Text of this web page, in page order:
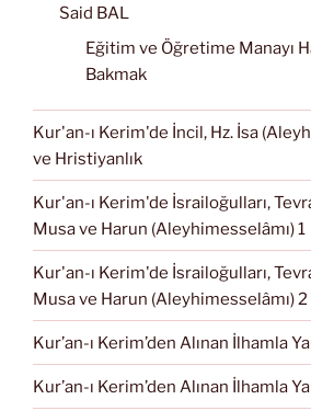
Said BAL
Eğitim ve Öğretime Manayı
Bakmak
Kur'an-ı Kerim'de İncil, Hz. İsa
ve Hristiyanlık
Kur'an-ı Kerim'de İsrailoğulları,
Musa ve Harun (Aleyhimesselâmı) 1
Kur'an-ı Kerim'de İsrailoğulları,
Musa ve Harun (Aleyhimesselâmı) 2
Kur’an-ı Kerim’den Alınan İlhamla
Kur’an-ı Kerim’den Alınan İlhamla